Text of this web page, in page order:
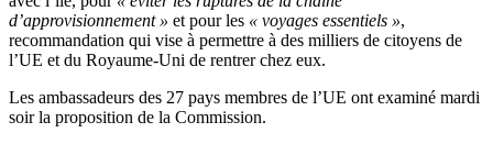
d’approvisionnement » et pour les « voyages essentiels »,
recommandation qui vise à permettre à des milliers de citoyens de
l’UE et du Royaume-Uni de rentrer chez eux.
Les ambassadeurs des 27 pays membres de l’UE ont examiné mardi
soir la proposition de la Commission.